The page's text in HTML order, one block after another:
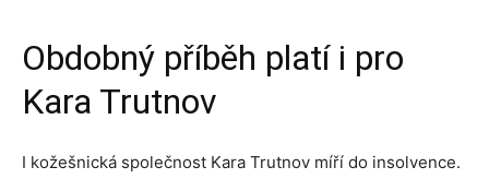
Obdobný příběh platí i pro
Kara Trutnov
I kožešnická společnost Kara Trutnov míří do insolvence.